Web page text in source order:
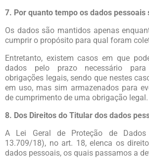
7. Por quanto tempo os dados pessoais
Os dados são mantidos apenas
cumprir o propósito para qual foram
Entretanto, existem casos em que
dados pelo prazo necessário
obrigações legais, sendo que nestes
em uso, mas sim armazenados para
de cumprimento de uma obrigação legal.
8. Dos Direitos do Titular dos dados
A Lei Geral de Proteção de
13.709/18), no art. 18, elenca os
dados pessoais, os quais passamos a